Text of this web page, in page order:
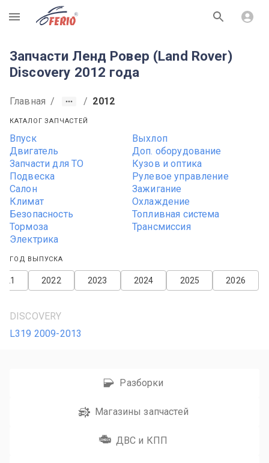
R
Запчасти Ленд Ровер (Land Rover)
Discovery 2012 года
Главная / / 2012
КАТАЛОГ ЗАПЧАСТЕЙ
Впуск
Выхлоп
Двигатель
Доп. оборудование
Запчасти для ТО
Кузов и оптика
Подвеска
Рулевое управление
Салон
Зажигание
Климат
Охлаждение
Безопасность
Топливная система
Тормоза
Трансмиссия
Электрика
ГОД ВЫПУСКА
2026
2025
2024
2023
2022
DISCOVERY
L319 2009-2013
Разборки
Магазины запчастей
ДВС и КПП